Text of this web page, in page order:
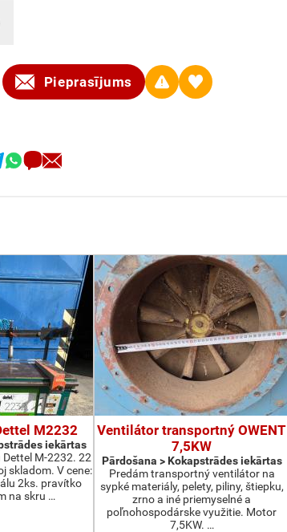
Pieprasījums
M2232
iekārtas
M-2232. 22
skladom. V cene:
2ks. pravítko
na skru …
Ventilátor transportný OWENT
7,5KW
Pārdošana > Kokapstrādes iekārtas
Predám transportný ventilátor na
sypké materiály, pelety, piliny, štiepku,
zrno a iné priemyselné a
poľnohospodárske využitie. Motor
7,5KW. …